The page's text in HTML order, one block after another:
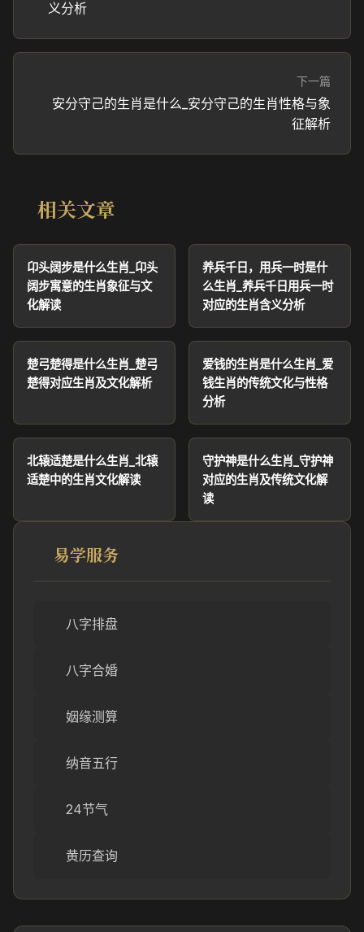
义分析
下一篇
安分守己的生肖是什么_安分守己的生肖性格与象
征解析
相关文章
卬头阔步是什么生肖_卬头
阔步寓意的生肖象征与文
化解读
养兵千日，用兵一时是什
么生肖_养兵千日用兵一时
对应的生肖含义分析
楚弓楚得是什么生肖_楚弓
楚得对应生肖及文化解析
爱钱的生肖是什么生肖_爱
钱生肖的传统文化与性格
分析
北辕适楚是什么生肖_北辕
适楚中的生肖文化解读
守护神是什么生肖_守护神
对应的生肖及传统文化解
读
易学服务
八字排盘
八字合婚
姻缘测算
纳音五行
24节气
黄历查询